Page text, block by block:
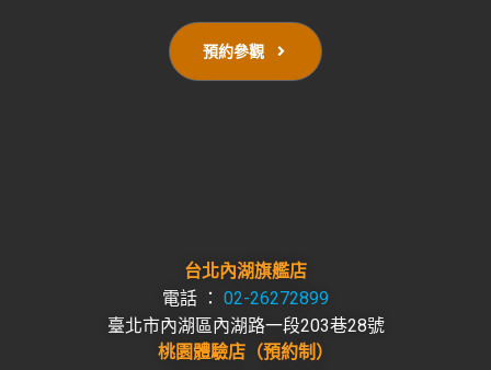
預約參觀
台北內湖旗艦店
電話 ： 02-26272899
臺北市內湖區內湖路一段203巷28號
桃園體驗店 （預約制）